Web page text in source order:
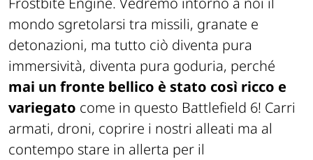
mondo sgretolarsi tra missili, granate e
detonazioni, ma tutto ciò diventa pura
immersività, diventa pura goduria, perché
mai un fronte bellico è stato così ricco e
variegato come in questo Battlefield 6! Carri
armati, droni, coprire i nostri alleati ma al
contempo stare in allerta per il